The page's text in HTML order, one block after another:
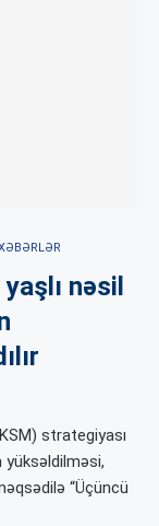
nəsil
strategiyası
“Üçüncü